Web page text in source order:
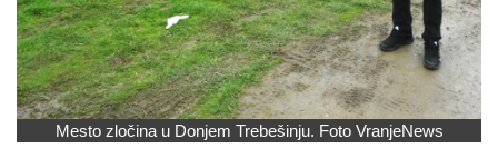
Mesto zločina u Donjem Trebešinju. Foto VranjeNews